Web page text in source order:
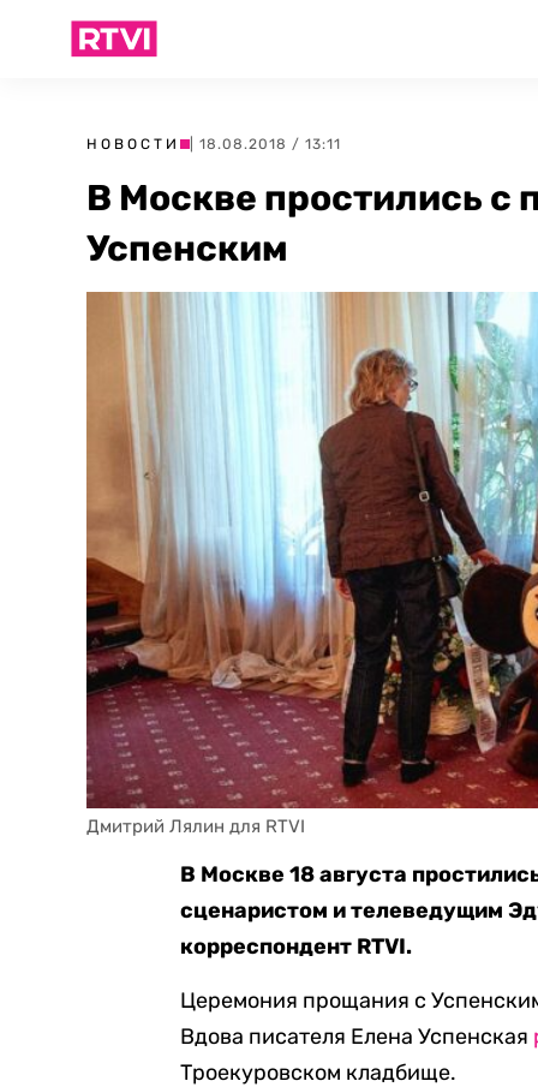
НОВОСТИ | 18.08.2018 / 13:11
В Москве простились с
Успенским
Дмитрий Лялин для RTVI
В Москве 18 августа
сценаристом и телеведущим
корреспондент RTVI.
Церемония прощания с
Вдова писателя Елена Успенская
Троекуровском кладбище.